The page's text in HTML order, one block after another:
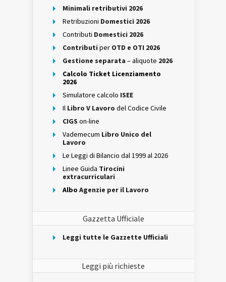
Minimali retributivi 2026
Retribuzioni Domestici 2026
Contributi Domestici 2026
Contributi per OTD e OTI 2026
Gestione separata – aliquote 2026
Calcolo Ticket Licenziamento
2026
Simulatore calcolo ISEE
Il Libro V Lavoro del Codice Civile
CIGS on-line
Vademecum Libro Unico del
Lavoro
Le Leggi di Bilancio dal 1999 al 2026
Linee Guida Tirocini
extracurriculari
Albo Agenzie per il Lavoro
Gazzetta Ufficiale
Leggi tutte le Gazzette Ufficiali
Leggi più richieste